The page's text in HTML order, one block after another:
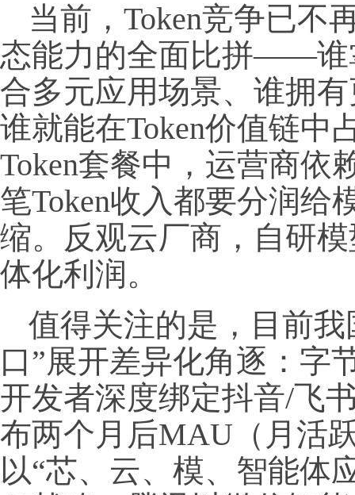
当前，Token竞争已不
态能力的全面比拼——谁
合多元应用场景、谁拥
谁就能在Token价值链中
Token套餐中，运营商依
笔Token收入都要分润给
缩。反观云厂商，自研
体化利润。
值得关注的是，目前
口”展开差异化角逐：字
开发者深度绑定抖音/飞
布两个月后MAU（月活
以“芯、云、模、智能体